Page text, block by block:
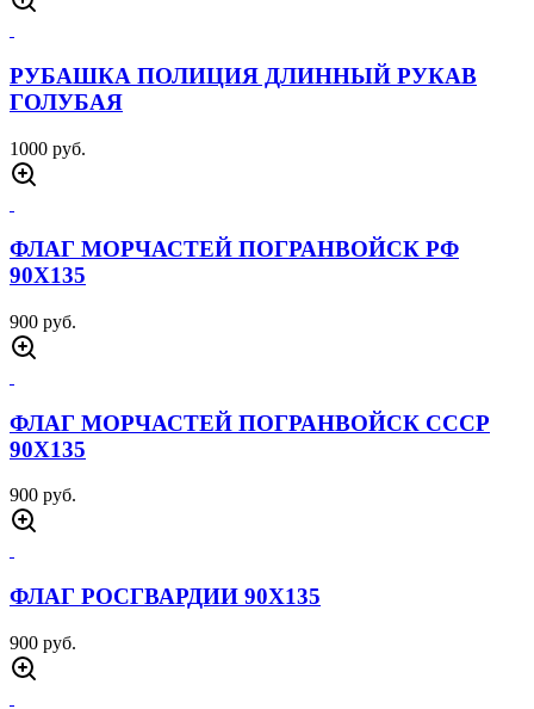
РУБАШКА ПОЛИЦИЯ ДЛИННЫЙ РУКАВ
ГОЛУБАЯ
1000 руб.
ФЛАГ МОРЧАСТЕЙ ПОГРАНВОЙСК РФ
90Х135
900 руб.
ФЛАГ МОРЧАСТЕЙ ПОГРАНВОЙСК СССР
90Х135
900 руб.
ФЛАГ РОСГВАРДИИ 90Х135
900 руб.